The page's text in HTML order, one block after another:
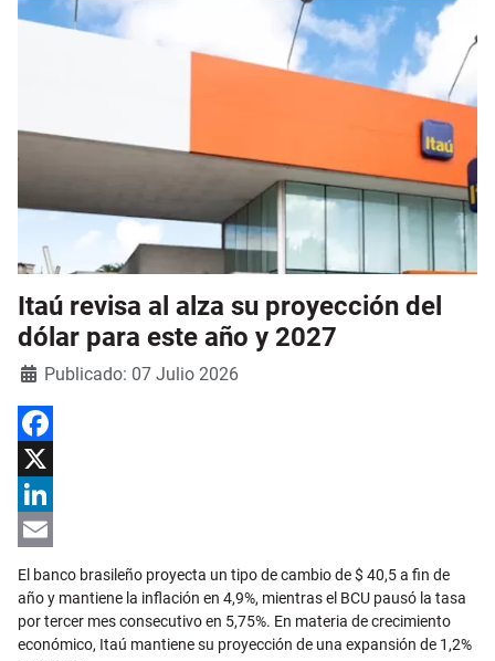
Itaú revisa al alza su proyección del
dólar para este año y 2027
DetallesPublicado: 07 Julio 2026
Facebook
X
LinkedIn
Email
El banco brasileño proyecta un tipo de cambio de $ 40,5 a fin de
año y mantiene la inflación en 4,9%, mientras el BCU pausó la tasa
por tercer mes consecutivo en 5,75%. En materia de crecimiento
económico, Itaú mantiene su proyección de una expansión de 1,2%